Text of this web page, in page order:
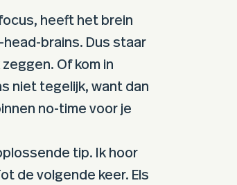
heeft het brein
brains. Dus staar
Of kom in
niet tegelijk, want dan
no-time voor je
tip. Ik hoor
de volgende keer. Els